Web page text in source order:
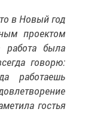
в Новый год
проектом
работа была
говорю:
работаешь
гостья